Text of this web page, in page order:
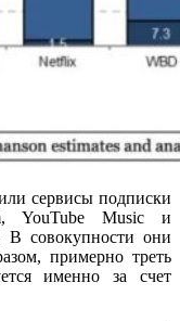
сервисы подписки
YouTube Music и
В совокупности они
примерно треть
именно за счет